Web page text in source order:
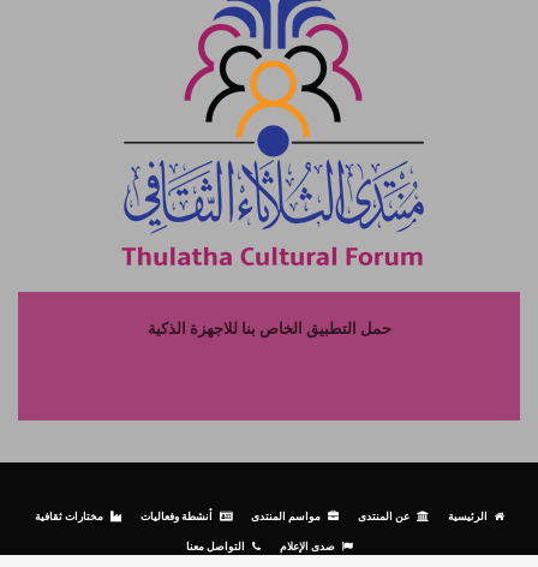
حمل التطبيق الخاص بنا للاجهزة الذكية
الرئيسية عن المنتدى مواسم المنتدى أنشطة وفعاليات مختارات ثقافية
صدى الإعلام التواصل معنا